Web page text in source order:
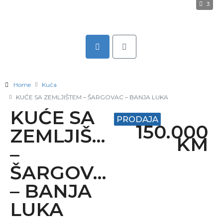
3
Home
Kuća
KUĆE SA ZEMLJIŠTEM – ŠARGOVAC – BANJA LUKA
KUĆE SA
ZEMLJIŠTEM
–
ŠARGOVAC
– BANJA
LUKA
PRODAJA
150.000
KM